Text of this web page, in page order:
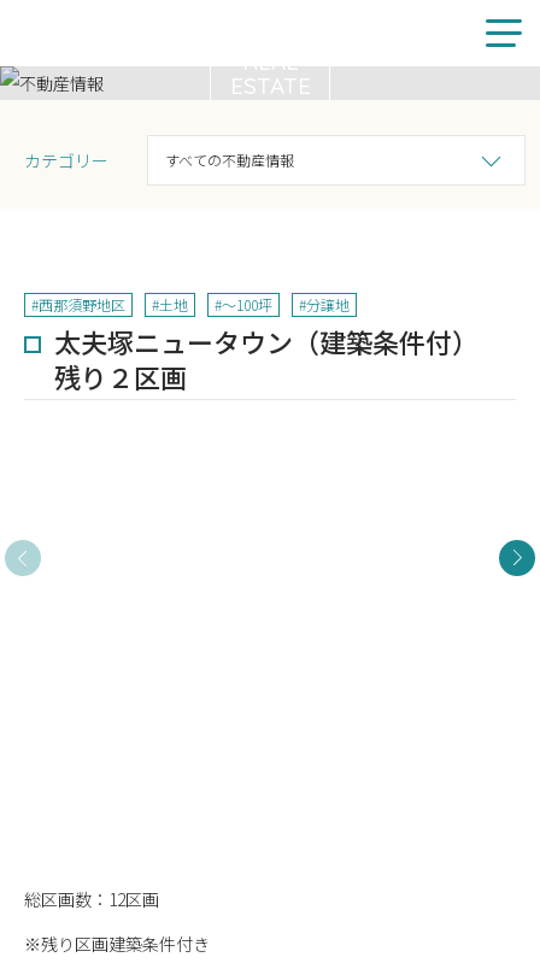
新着情報
施工事例
リフォーム
不動産情報
お問い合わせ・資料請求
REAL
ESTATE
カテゴリー すべての不動産情報
#西那須野地区 #土地 #～100坪 #分譲地
太夫塚ニュータウン（建築条件付）
残り２区画
総区画数：12区画
※残り区画建築条件付き